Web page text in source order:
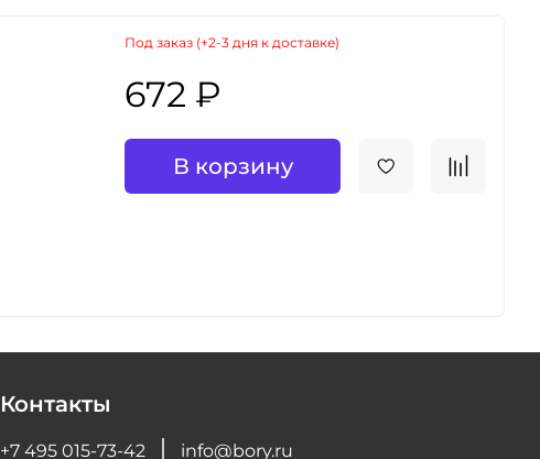
Под заказ (+2-3 дня к доставке)
672 ₽
В корзину
Контакты
+7 495 015-73-42 info@bory.ru